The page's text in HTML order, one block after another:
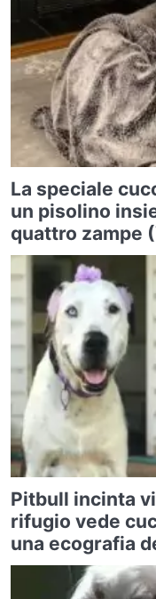
La speciale
un pisolino
quattro zampe
Pitbull incinta
rifugio vede
una ecografia